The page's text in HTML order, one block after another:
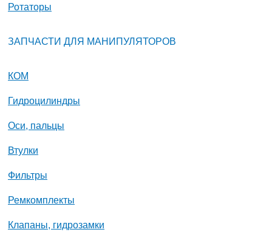
Ротаторы
ЗАПЧАСТИ ДЛЯ МАНИПУЛЯТОРОВ
КОМ
Гидроцилиндры
Оси, пальцы
Втулки
Фильтры
Ремкомплекты
Клапаны, гидрозамки